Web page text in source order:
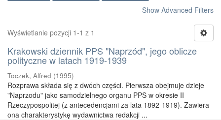
Show Advanced Filters
Wyświetlanie pozycji 1-1 z 1
Krakowski dziennik PPS "Naprzód", jego oblicze
polityczne w latach 1919-1939
Toczek, Alfred (1995)
Rozprawa składa się z dwóch części. Pierwsza obejmuje dzieje
"Naprzodu" jako samodzielnego organu PPS w okresie II
Rzeczypospolitej (z antecedencjami za lata 1892-1919). Zawiera
ona charakterystykę wydawnictwa redakcji ...